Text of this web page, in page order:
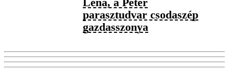
parasztudvar csodaszép
gazdasszonya